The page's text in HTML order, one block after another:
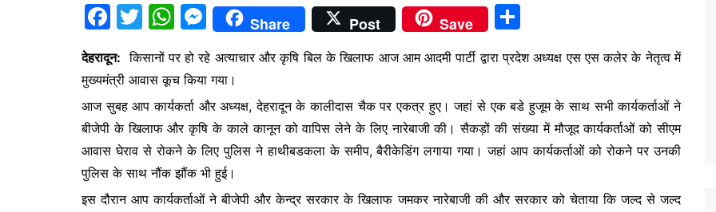
F
c
e
b
o
o
k
T
w
itt
er
W
at
s
A
p
p
M
e
s
s
e
n
g
er
Share Post Save
ar
e
देहरादून: किसानों पर हो रहे अत्याचार और कृषि बिल के खिलाफ आज आम आदमी पार्टी द्वारा प्रदेश अध्यक्ष एस एस कलेर के नेतृत्व में
मुख्यमंत्री आवास कूच किया गया।
आज सुबह आप कार्यकर्ता और अध्यक्ष, देहरादून के कालीदास चैक पर एकत्र हुए। जहां से एक बडे हुजूम के साथ सभी कार्यकर्ताओं ने
बीजेपी के खिलाफ और कृषि के काले कानून को वापिस लेने के लिए नारेबाजी की। सैकड़ों की संख्या में मौजूद कार्यकर्ताओं को सीएम
आवास घेराव से रोकने के लिए पुलिस ने हाथीबडकला के समीप, बैरीकेडिंग लगाया गया। जहां आप कार्यकर्ताओं को रोकने पर उनकी
पुलिस के साथ नौंक झौंक भी हुई।
इस दौरान आप कार्यकर्ताओं ने बीजेपी और केन्द्र सरकार के खिलाफ जमकर नारेबाजी की और सरकार को चेताया कि जल्द से जल्द